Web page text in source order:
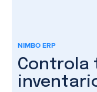
NIMBO ERP
Controla